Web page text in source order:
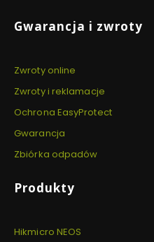
Gwarancja i zwroty
Zwroty online
Zwroty i reklamacje
Ochrona EasyProtect
Gwarancja
Zbiórka odpadów
Produkty
Hikmicro NEOS